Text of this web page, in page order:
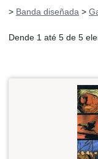
> Banda diseñada >
Dende 1 até 5 de 5